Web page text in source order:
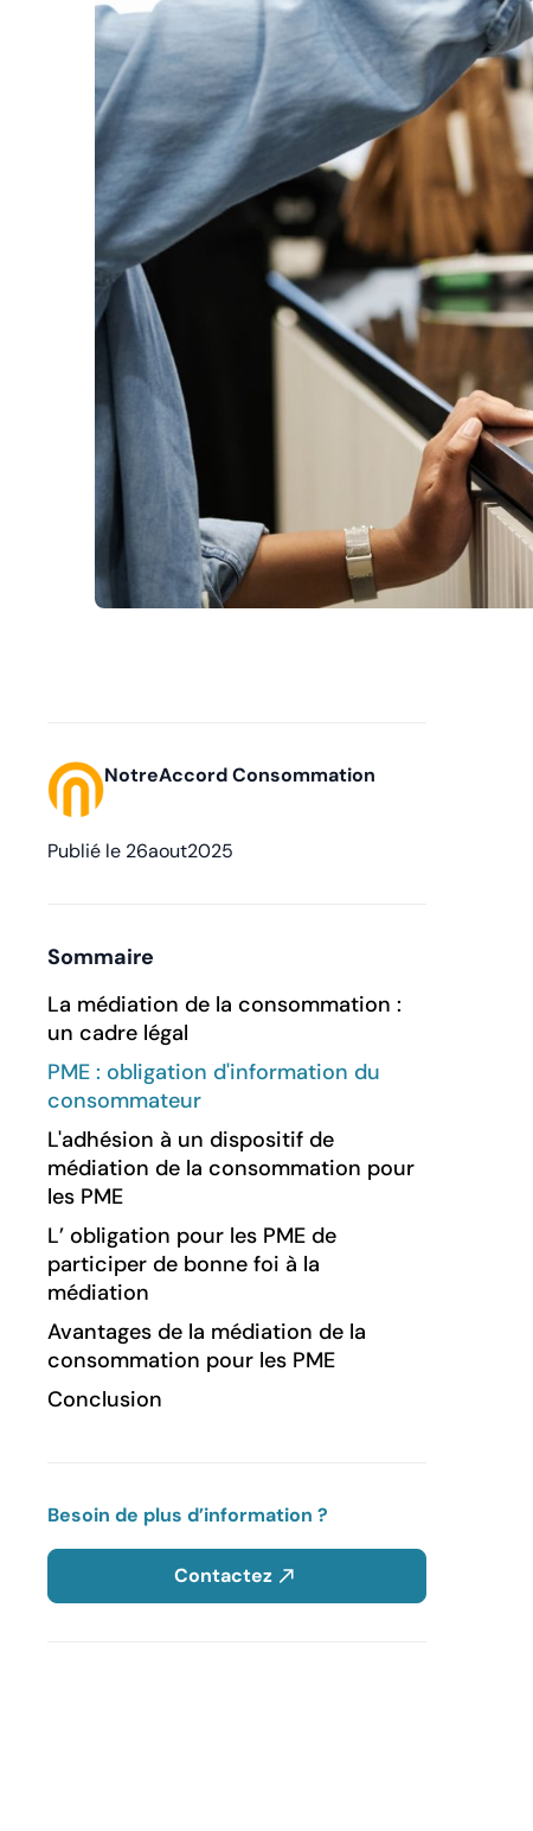
NotreAccord Consommation
Publié le 26aout2025
Sommaire
La médiation de la consommation :
un cadre légal
PME : obligation d'information du
consommateur
L'adhésion à un dispositif de
médiation de la consommation pour
les PME
L’ obligation pour les PME de
participer de bonne foi à la
médiation
Avantages de la médiation de la
consommation pour les PME
Conclusion
Besoin de plus d’information ?
Contactez